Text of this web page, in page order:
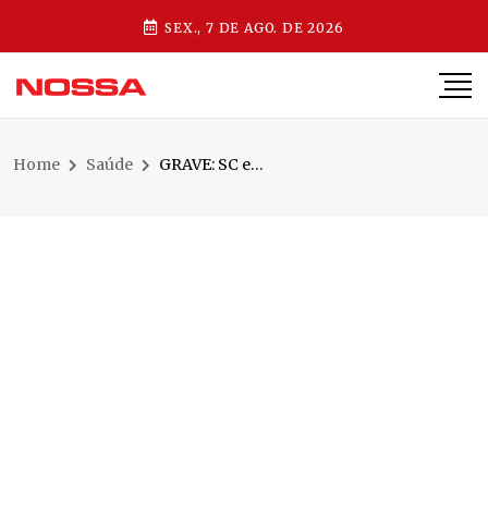
SEX., 7 DE AGO. DE 2026
Home Saúde GRAVE: SC entra na última semana de campanha de vacinação contra a gripe com apenas um município acima da meta